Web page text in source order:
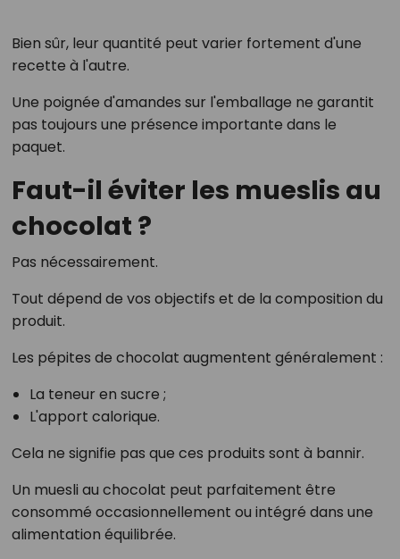
Bien sûr, leur quantité peut varier fortement d'une
recette à l'autre.
Une poignée d'amandes sur l'emballage ne garantit
pas toujours une présence importante dans le
paquet.
Faut-il éviter les mueslis au
chocolat ?
Pas nécessairement.
Tout dépend de vos objectifs et de la composition du
produit.
Les pépites de chocolat augmentent généralement :
La teneur en sucre ;
L'apport calorique.
Cela ne signifie pas que ces produits sont à bannir.
Un muesli au chocolat peut parfaitement être
consommé occasionnellement ou intégré dans une
alimentation équilibrée.